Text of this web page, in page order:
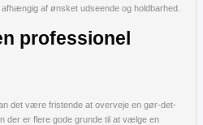
af ønsket udseende og holdbarhed.
professionel
det være fristende at overveje en gør-det-
der er flere gode grunde til at vælge en